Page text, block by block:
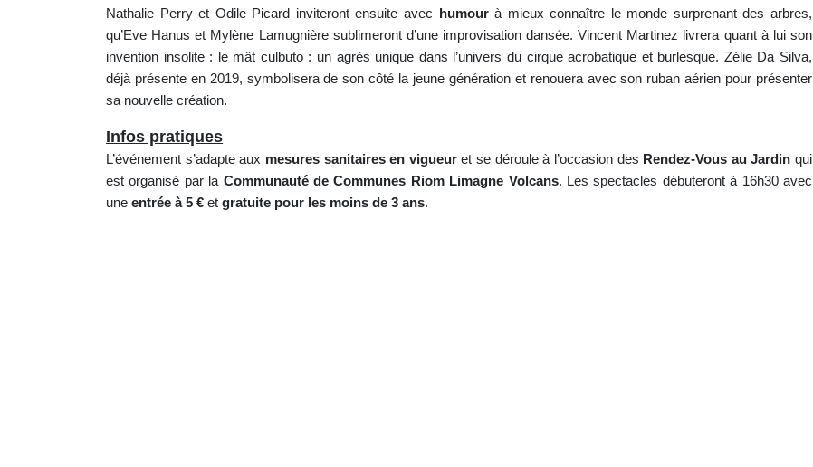
Nathalie Perry et Odile Picard inviteront ensuite avec
humourà mieux connaître le monde surprenant des arbres,
qu’Eve Hanus et Mylène Lamugnière sublimeront d’une improvisation dansée. Vincent Martinez livrera quant à lui son
invention insolite : le mât culbuto : un agrès unique dans l’univers du cirque acrobatique et burlesque. Zélie Da Silva,
déjà présente en 2019, symbolisera de son côté la jeune génération et renouera avec son ruban aérien pour présenter
sa nouvelle création.
Infos pratiques
L’événement s’adapte aux mesures sanitaires en vigueuret se déroule à l’occasion des Rendez-Vous au Jardin qui
est organisé par la Communauté de Communes Riom Limagne Volcans. Les spectacles débuteront à 16h30 avec
une entrée à 5 € et gratuite pour les moins de 3 ans.